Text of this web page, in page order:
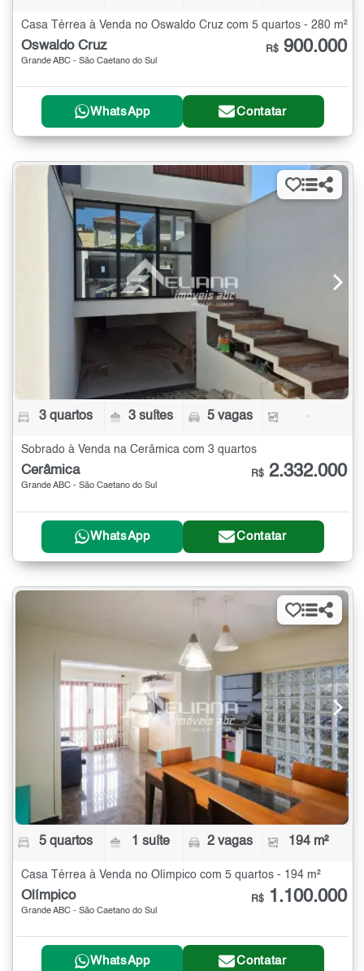
Casa Térrea à Venda no Oswaldo Cruz com 5 quartos - 280 m²
Oswaldo Cruz
Grande ABC - São Caetano do Sul
R$ 900.000
WhatsApp Contatar
3 quartos 3 suítes 5 vagas -
Sobrado à Venda na Cerâmica com 3 quartos
Cerâmica
Grande ABC - São Caetano do Sul
R$ 2.332.000
WhatsApp Contatar
5 quartos 1 suíte 2 vagas 194 m²
Casa Térrea à Venda no Olímpico com 5 quartos - 194 m²
Olímpico
Grande ABC - São Caetano do Sul
R$ 1.100.000
WhatsApp Contatar